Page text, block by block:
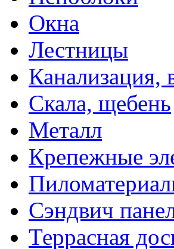
Окна
Лестницы
Канализация,
Скала, щебень
Металл
Крепежные
Сэндвич
Террасная